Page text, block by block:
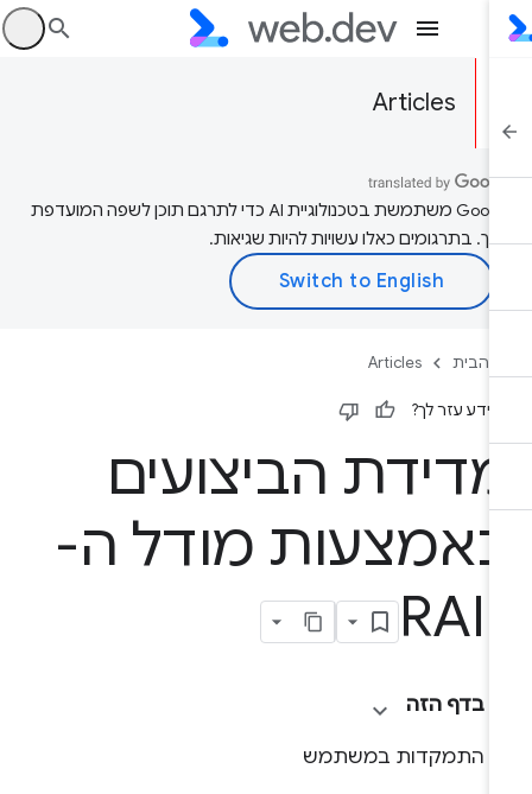
Articles
‫Google משתמשת בטכנולוגיית AI כדי לתרגם תוכן לשפה המועדפת
בתרגומים כאלו עשויות להיות שגיאות.
הבית Articles
עזר לך?
הביצועים
מודל ה-
בדף הזה
התמקדות במשתמש